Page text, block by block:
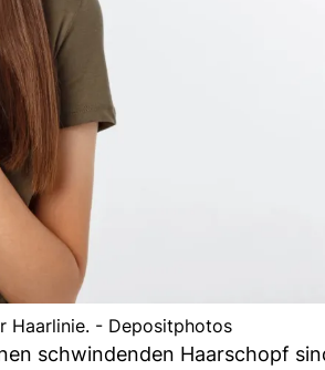
Haarlinie. - Depositphotos
schwindenden Haarschopf